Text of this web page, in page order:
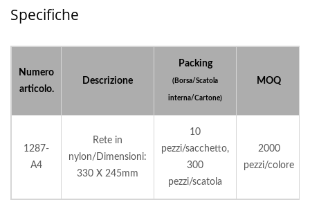
Specifiche
Numero
articolo.
Descrizione
Packing
(Borsa/Scatola
interna/Cartone)
MOQ
1287-
A4
Rete in
nylon/Dimensioni:
330 X 245mm
10
pezzi/sacchetto,
300
pezzi/scatola
2000
pezzi/colore